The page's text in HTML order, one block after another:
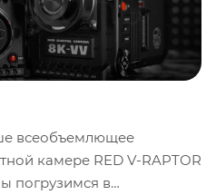
всеобъемлющее
камере RED V-RAPTOR
погрузимся в